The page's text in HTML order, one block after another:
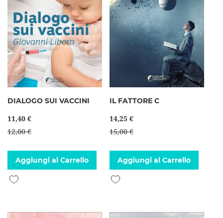
DIALOGO SUI VACCINI
11,40 €
12,00 €
Aggiungi al Carrello
Aggiungi alla lista desideri
IL FATTORE C
14,25 €
15,00 €
Aggiungi al Carrello
Aggiungi alla lista desideri